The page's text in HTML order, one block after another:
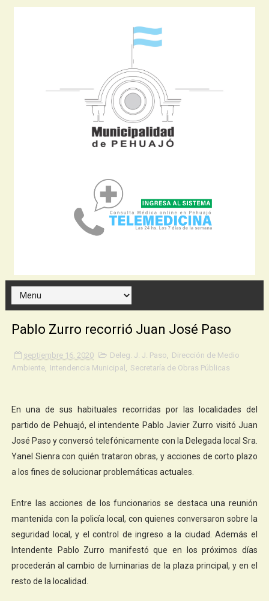
Pablo Zurro recorrió Juan José Paso
septiembre 16, 2020 Deleg. J. J. Paso
Dirección de Medio
Ambiente, Intendencia Municipal Secretaría de Obras Públicas
En una de sus habituales recorridas por las localidades del
partido de Pehuajó, el intendente Pablo Javier Zurro visitó Juan
José Paso y conversó telefónicamente con la Delegada local Sra.
Yanel Sienra con quién trataron obras, y acciones de corto plazo
a los fines de solucionar problemáticas actuales.
Entre las acciones de los funcionarios se destaca una reunión
mantenida con la policía local, con quienes conversaron sobre la
seguridad local, y el control de ingreso a la ciudad. Además el
Intendente Pablo Zurro manifestó que en los próximos días
procederán al cambio de luminarias de la plaza principal, y en el
resto de la localidad.